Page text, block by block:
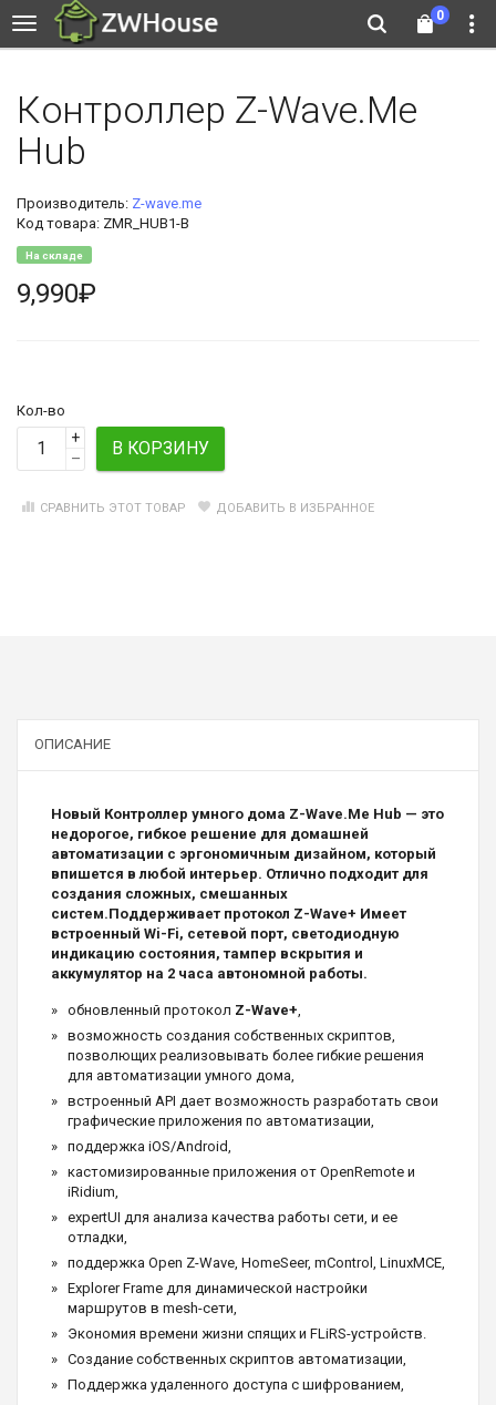
0
Контроллер Z-Wave.Me
Hub
Производитель: Z-wave.me
Код товара: ZMR_HUB1-B
На складе
9,990₽
Кол-во
+
–
В КОРЗИНУ
СРАВНИТЬ ЭТОТ ТОВАР ДОБАВИТЬ В ИЗБРАННОЕ
ОПИСАНИЕ
Новый Контроллер умного дома Z-Wave.Me Hub — это
недорогое, гибкое решение для домашней
автоматизации с эргономичным дизайном, который
впишется в любой интерьер. Отлично подходит для
создания сложных, смешанных
систем.Поддерживает протокол Z-Wave+ Имеет
встроенный Wi-Fi, сетевой порт, светодиодную
индикацию состояния, тампер вскрытия и
аккумулятор на 2 часа автономной работы.
обновленный протокол Z-Wave+
возможность создания собственных скриптов,
позволющих реализовывать более гибкие решения
для автоматизации умного дома,
встроенный API дает возможность разработать свои
графические приложения по автоматизации,
поддержка iOS/Android,
кастомизированные приложения от OpenRemote и
iRidium,
expertUI для анализа качества работы сети, и ее
отладки,
поддержка Open Z-Wave, HomeSeer, mControl, LinuxMCE,
Explorer Frame для динамической настройки
маршрутов в mesh-сети,
Экономия времени жизни спящих и FLiRS-устройств.
Создание собственных скриптов автоматизации,
Поддержка удаленного доступа с шифрованием,